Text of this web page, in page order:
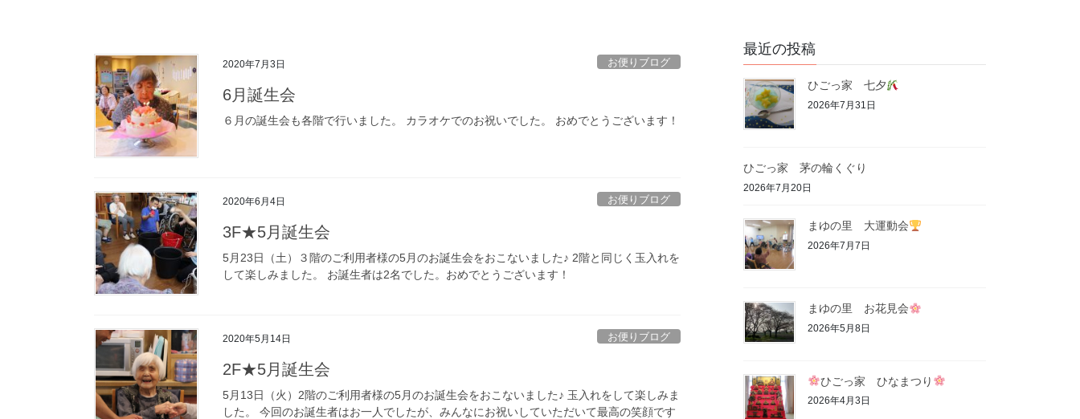
2020年7月3日 お便りブログ
6月誕生会
６月の誕生会も各階で行いました。 カラオケでのお祝いでした。 おめでとうございます！
2020年6月4日 お便りブログ
3F★5月誕生会
5月23日（土）３階のご利用者様の5月のお誕生会をおこないました♪ 2階と同じく玉入れを
して楽しみました。 お誕生者は2名でした。おめでとうございます！
2020年5月14日 お便りブログ
2F★5月誕生会
5月13日（火）2階のご利用者様の5月のお誕生会をおこないました♪ 玉入れをして楽しみま
した。 今回のお誕生者はお一人でしたが、みんなにお祝いしていただいて最高の笑顔です
最近の投稿
ひごっ家 七夕
2026年7月31日
ひごっ家 茅の輪くぐり
2026年7月20日
まゆの里 大運動会
2026年7月7日
まゆの里 お花見会
2026年5月8日
ひごっ家 ひなまつり
2026年4月3日